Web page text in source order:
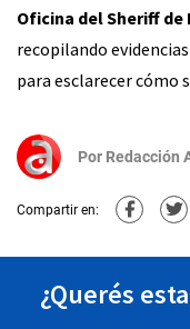
Oficina del Sheriff de
recopilando
para esclarecer cómo
Por Redacción
Compartir en:
¿Querés